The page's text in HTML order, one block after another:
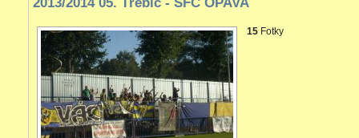
15 Fotky